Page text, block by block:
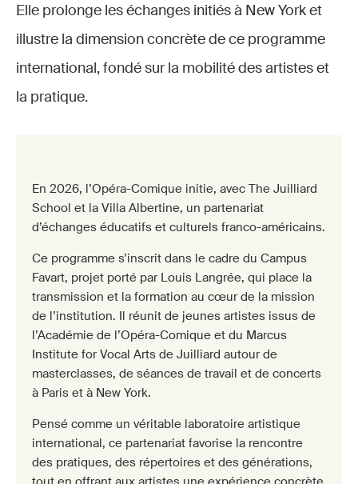
Elle prolonge les échanges initiés à New York et
illustre la dimension concrète de ce programme
international, fondé sur la mobilité des artistes et
la pratique.
En 2026, l’Opéra-Comique initie, avec The Juilliard
School et la Villa Albertine, un partenariat
d’échanges éducatifs et culturels franco-américains.
Ce programme s’inscrit dans le cadre du Campus
Favart, projet porté par Louis Langrée, qui place la
transmission et la formation au cœur de la mission
de l’institution. Il réunit de jeunes artistes issus de
l’Académie de l’Opéra-Comique et du Marcus
Institute for Vocal Arts de Juilliard autour de
masterclasses, de séances de travail et de concerts
à Paris et à New York.
Pensé comme un véritable laboratoire artistique
international, ce partenariat favorise la rencontre
des pratiques, des répertoires et des générations,